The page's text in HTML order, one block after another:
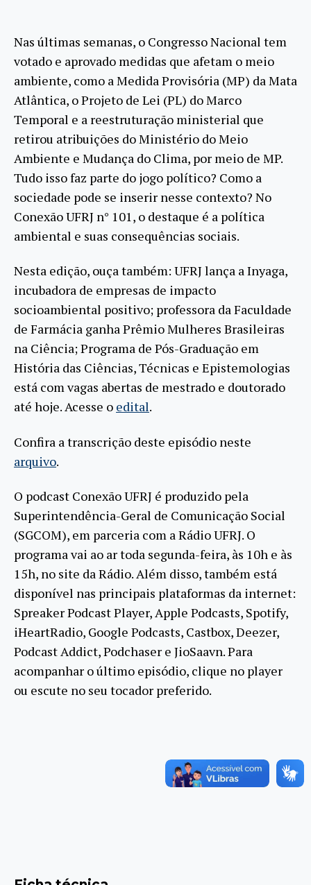
Nas últimas semanas, o Congresso Nacional tem
votado e aprovado medidas que afetam o meio
ambiente, como a Medida Provisória (MP) da Mata
Atlântica, o Projeto de Lei (PL) do Marco
Temporal e a reestruturação ministerial que
retirou atribuições do Ministério do Meio
Ambiente e Mudança do Clima, por meio de MP.
Tudo isso faz parte do jogo político? Como a
sociedade pode se inserir nesse contexto? No
Conexão UFRJ n° 101, o destaque é a política
ambiental e suas consequências sociais.
Nesta edição, ouça também: UFRJ lança a Inyaga,
incubadora de empresas de impacto
socioambiental positivo; professora da Faculdade
de Farmácia ganha Prêmio Mulheres Brasileiras
na Ciência; Programa de Pós-Graduação em
História das Ciências, Técnicas e Epistemologias
está com vagas abertas de mestrado e doutorado
até hoje. Acesse o edital.
Confira a transcrição deste episódio neste
arquivo.
O podcast Conexão UFRJ é produzido pela
Superintendência-Geral de Comunicação Social
(SGCOM), em parceria com a Rádio UFRJ. O
programa vai ao ar toda segunda-feira, às 10h e às
15h, no site da Rádio. Além disso, também está
disponível nas principais plataformas da internet:
Spreaker Podcast Player, Apple Podcasts, Spotify,
iHeartRadio, Google Podcasts, Castbox, Deezer,
Podcast Addict, Podchaser e JioSaavn. Para
acompanhar o último episódio, clique no player
ou escute no seu tocador preferido.